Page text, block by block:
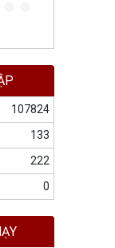
107824
133
222
0